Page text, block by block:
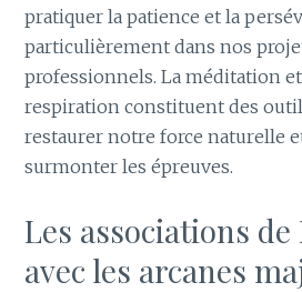
pratiquer la patience et la
particulièrement dans nos
professionnels. La méditation
respiration constituent des
restaurer notre force naturelle
surmonter les épreuves.
Les associations de
avec les arcanes